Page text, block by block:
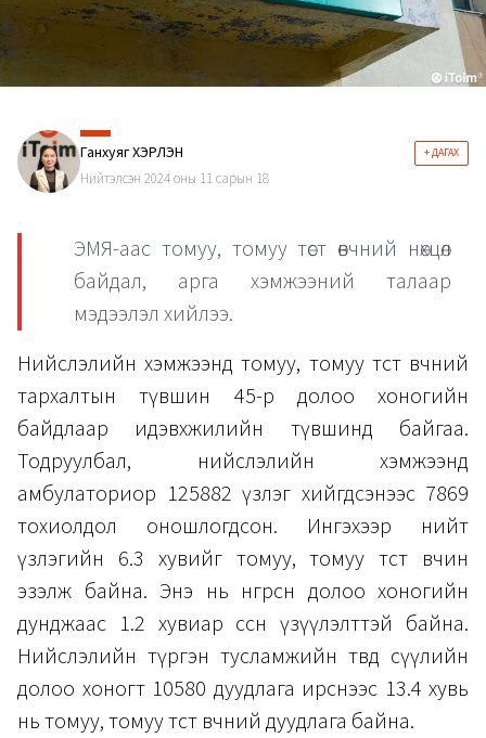
Ганхуяг ХЭРЛЭН + ДАГАХ
Нийтэлсэн 2024 оны 11 сарын 18
ЭМЯ-аас томуу, томуу төст өвчний нөхцөл
байдал, арга хэмжээний талаар
мэдээлэл хийлээ.
Нийслэлийн хэмжээнд томуу, томуу төст өвчний
тархалтын түвшин 45-р долоо хоногийн
байдлаар идэвхжилийн түвшинд байгаа.
Тодруулбал, нийслэлийн хэмжээнд
амбулаториор 125882 үзлэг хийгдсэнээс 7869
тохиолдол оношлогдсон. Ингэхээр нийт
үзлэгийн 6.3 хувийг томуу, томуу төст өвчин
эзэлж байна. Энэ нь өнгөрсөн долоо хоногийн
дунджаас 1.2 хувиар өссөн үзүүлэлттэй байна.
Нийслэлийн түргэн тусламжийн төвд сүүлийн
долоо хоногт 10580 дуудлага ирснээс 13.4 хувь
нь томуу, томуу төст өвчний дуудлага байна.